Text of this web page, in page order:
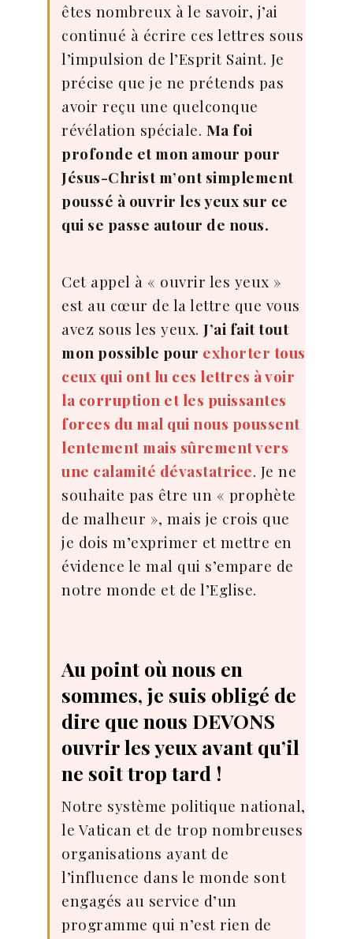
êtes nombreux à le savoir, j’ai
continué à écrire ces lettres sous
l’impulsion de l’Esprit Saint. Je
précise que je ne prétends pas
avoir reçu une quelconque
révélation spéciale. Ma foi
profonde et mon amour pour
Jésus-Christ m’ont simplement
poussé à ouvrir les yeux sur ce
qui se passe autour de nous.
Cet appel à « ouvrir les yeux »
est au cœur de la lettre que vous
avez sous les yeux. J’ai fait tout
mon possible pour exhorter tous
ceux qui ont lu ces lettres à voir
la corruption et les puissantes
forces du mal qui nous poussent
lentement mais sûrement vers
une calamité dévastatrice. Je ne
souhaite pas être un « prophète
de malheur », mais je crois que
je dois m’exprimer et mettre en
évidence le mal qui s’empare de
notre monde et de l’Eglise.
Au point où nous en
sommes, je suis obligé de
dire que nous DEVONS
ouvrir les yeux avant qu’il
ne soit trop tard !
Notre système politique national,
le Vatican et de trop nombreuses
organisations ayant de
l’influence dans le monde sont
engagés au service d’un
programme qui n’est rien de